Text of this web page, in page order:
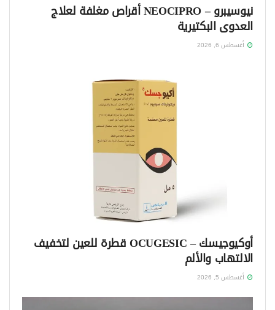
نيوسيبرو – NEOCIPRO أقراص مغلفة لعلاج
العدوى البكتيرية
أغسطس 6, 2026
أوكيوجيسك – OCUGESIC قطرة للعين لتخفيف
الالتهاب والألم
أغسطس 5, 2026